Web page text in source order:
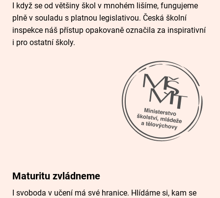
I když se od většiny škol v mnohém lišíme, fungujeme
plně v souladu s platnou legislativou. Česká školní
inspekce náš přístup opakovaně označila za inspirativní
i pro ostatní školy.
Maturitu zvládneme
I svoboda v učení má své hranice. Hlídáme si, kam se